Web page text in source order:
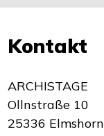
Kontakt
ARCHISTAGE
Ollnstraße 10
25336